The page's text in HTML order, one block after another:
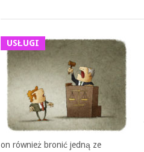
USŁUGI
on również bronić jedną ze